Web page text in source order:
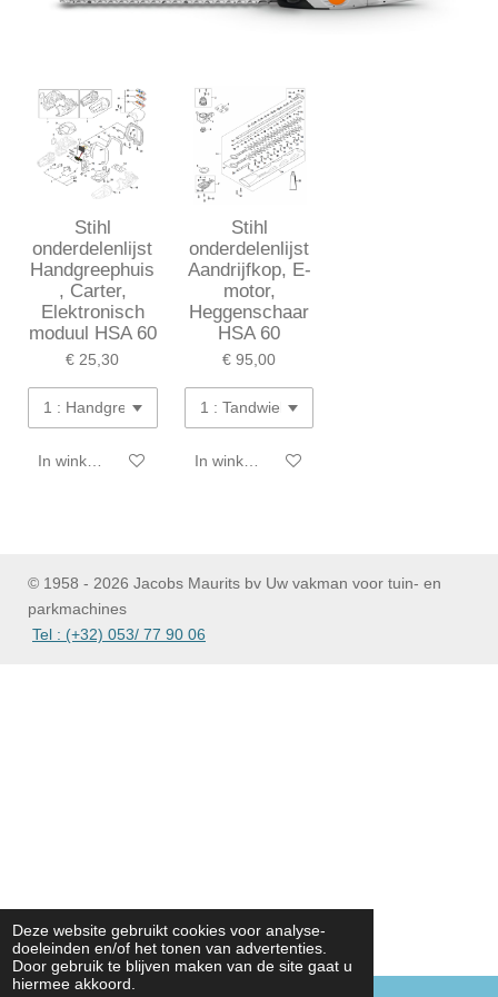
Deze website gebruikt cookies voor analyse-
doeleinden en/of het tonen van advertenties.
Door gebruik te blijven maken van de site gaat u
hiermee akkoord.
Stihl
onderdelenlijst
Handgreephuis
, Carter,
Elektronisch
moduul HSA 60
€ 25,30
In winkelwagen
Stihl
onderdelenlijst
Aandrijfkop, E-
motor,
Heggenschaar
HSA 60
€ 95,00
In winkelwagen
© 1958 - 2026 Jacobs Maurits bv Uw vakman voor tuin- en
parkmachines
Tel : (+32) 053/ 77 90 06